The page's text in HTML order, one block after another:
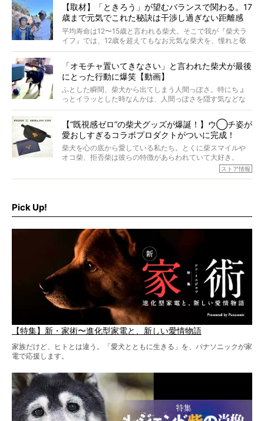
【取材】「ときろう」が望むバランスで関わる。17
歳まで元気でこれた秘訣は干渉し過ぎない距離感
#38ときろう
平均寿命は12〜15歳と言われる柴犬。そこで我が『柴犬ラ
イフ』では、12歳を超えてもなお元気な柴犬を、憧れと敬
意を込めて“レジェンド柴”と呼んでいます。 この特集で
ォーカスし、その元気の秘訣や、老犬と暮らすうえで大切
だと思うことを、オーナーさんに語っていただきます。今
回登場してくれたのは、17歳のときろうくん。小さい頃か
ら食が細かったため、何でも食べさせてきたということで
「オモチャ置いてきなさい」と言われた柴犬が最後
にとった行動に爆笑【動画】
ふとした瞬間、柴犬から出てしまう人間っぽさ。特にちょ
っとイラッとした時なんかは、人間っぽさを隠す気などな
いように見えます。もしかして本当の本当は、中身は人間
【“既視感ゼロ”の柴犬グッズが爆誕！】ウ◯チ姿が
愛おしすぎるコラボプロダクトがついに完成！
柴犬を心の底から愛している私たち。とくに柴スマイルや
オコ柴、拒否柴は彼らの特徴があらわれていて大好き。
でもちょっと待て…もうひとつ、忘れてはならない愛おしい
ストア情報
Pick Up!
【特集】新・家術〜進化型家電と、新しい愛情物語
家族だけど、ヒトとは違う。「愛犬とともに生きる」を、パナソニックが家
電で応援します。